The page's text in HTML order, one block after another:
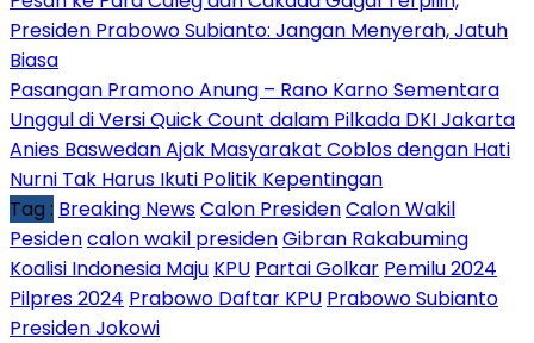
Presiden Prabowo Subianto: Jangan Menyerah, Jatuh
Biasa
Pasangan Pramono Anung – Rano Karno Sementara
Unggul di Versi Quick Count dalam Pilkada DKI Jakarta
Anies Baswedan Ajak Masyarakat Coblos dengan Hati
Nurni Tak Harus Ikuti Politik Kepentingan
Tag : Breaking NewsCalon PresidenCalon Wakil
Pesidencalon wakil presidenGibran Rakabuming
Koalisi Indonesia Maju KPU Partai Golkar Pemilu 2024
Pilpres 2024 Prabowo Daftar KPU Prabowo Subianto
Presiden Jokowi